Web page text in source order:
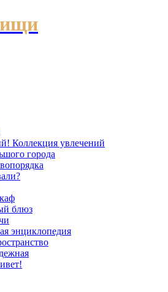
Коллекция увлечений
города
блюз
энциклопедия